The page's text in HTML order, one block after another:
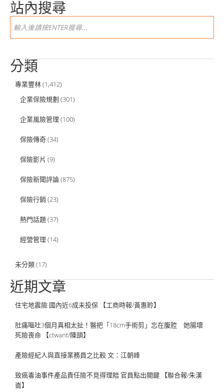
站內搜尋
分類
專業豐林(1,412)
企業保險規劃 (301)
企業風險管理 (100)
保險傳奇(34)
保險影片 (9)
保險新聞評論(875)
保險行銷 (23)
熱門話題(37)
經營管理 (14)
未分類(17)
近期文章
住宅地震險 國內近6成未投保 【工商時報/黃惠聆】
肚痛嘔吐3個月真相太扯！醫把「18cm手術剪」忘在腹腔 她腸壞
死險喪命 【ctwant/陳頡】
產險經紀人與直接業務員之比較 文：江朝峰
致癌毒油事件產品責任險不見得理賠 官員點出關鍵 【聯合報/朱漢
崙】